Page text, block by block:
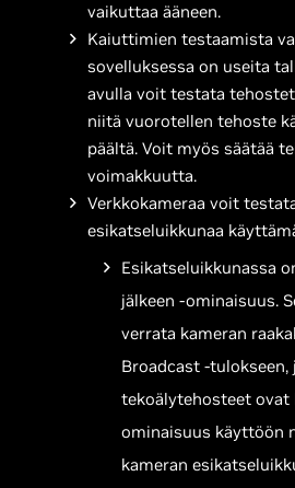
vaikuttaa ääneen.
Kaiuttimien testaamista
sovelluksessa on useita
avulla voit testata
niitä vuorotellen tehoste
päältä. Voit myös säätää
voimakkuutta.
Verkkokameraa voit
esikatseluikkunaa
Esikatseluikkunassa
jälkeen -ominaisuus.
verrata kameran
Broadcast -tulokseen,
tekoälytehosteet ovat
ominaisuus käyttöön
kameran